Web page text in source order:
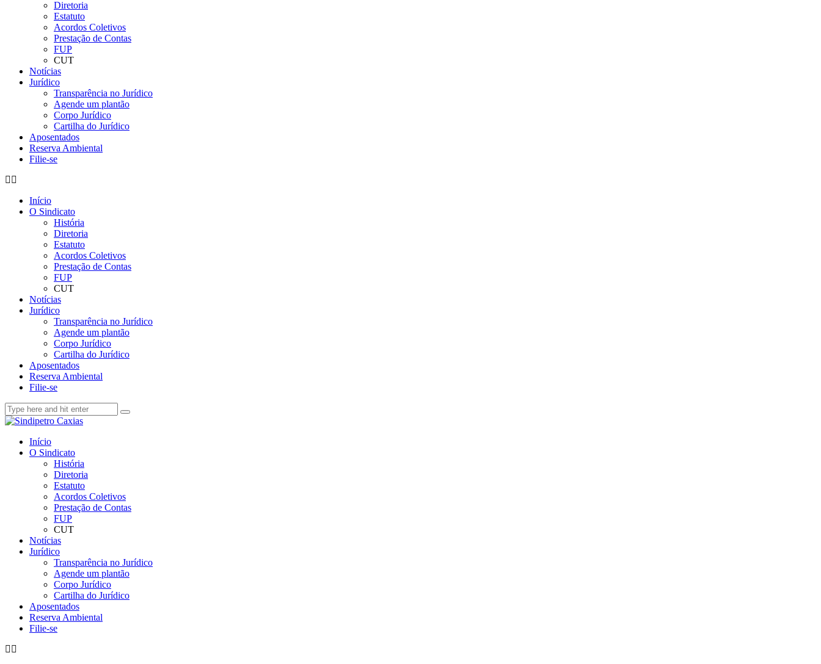
Diretoria
Estatuto
Acordos Coletivos
Prestação de Contas
FUP
CUT
Notícias
Jurídico
Transparência no Jurídico
Agende um plantão
Corpo Jurídico
Cartilha do Jurídico
Aposentados
Reserva Ambiental
Filie-se
Início
O Sindicato
História
Diretoria
Estatuto
Acordos Coletivos
Prestação de Contas
FUP
CUT
Notícias
Jurídico
Transparência no Jurídico
Agende um plantão
Corpo Jurídico
Cartilha do Jurídico
Aposentados
Reserva Ambiental
Filie-se
Início
O Sindicato
História
Diretoria
Estatuto
Acordos Coletivos
Prestação de Contas
FUP
CUT
Notícias
Jurídico
Transparência no Jurídico
Agende um plantão
Corpo Jurídico
Cartilha do Jurídico
Aposentados
Reserva Ambiental
Filie-se